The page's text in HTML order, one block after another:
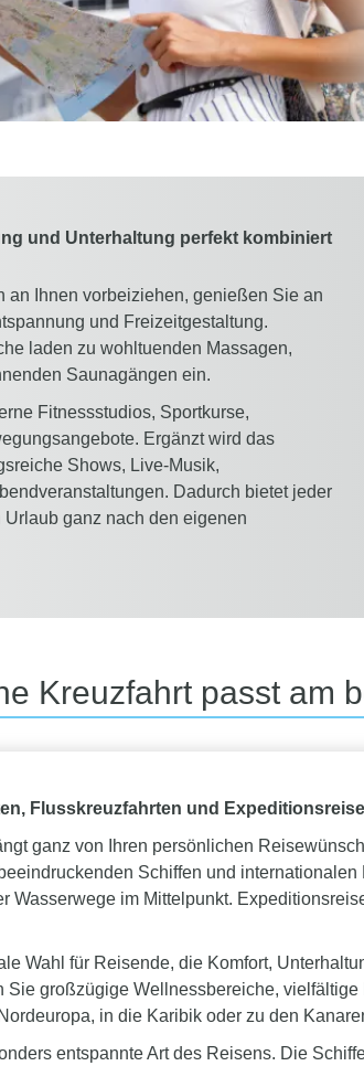
und Unterhaltung perfekt kombiniert
an Ihnen vorbeiziehen, genießen Sie an
und Freizeitgestaltung.
laden zu wohltuenden Massagen,
Saunagängen ein.
Fitnessstudios, Sportkurse,
Ergänzt wird das
Shows, Live-Musik,
Dadurch bietet jeder
ganz nach den eigenen
Kreuzfahrt passt am
Flusskreuzfahrten und
ganz von Ihren persönlichen
Schiffen und
Wasserwege im Mittelpunkt.
Wahl für Reisende, die Komfort,
Sie großzügige Wellnessbereiche,
in die Karibik oder zu den
entspannte Art des Reisens. Die